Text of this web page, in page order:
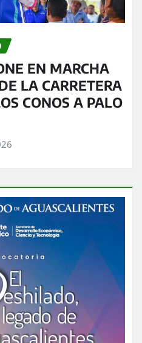
EN MARCHA
LA CARRETERA
CONOS A PALO